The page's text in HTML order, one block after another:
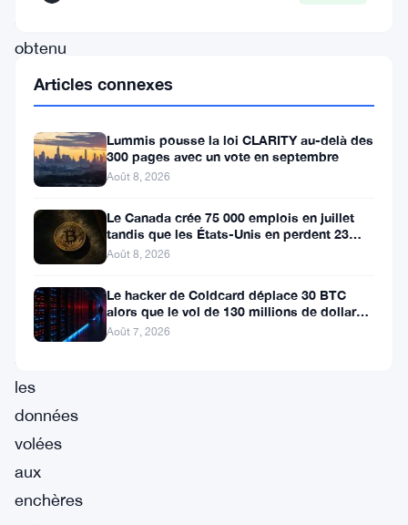
obtenu
accès
non
autorisé
ses
systèmes.
attaquants
proposent
les
données
volées
aux
enchères
Articles connexes
Lummis pousse la loi CLARITY au-delà des
300 pages avec un vote en septembre
Août 8, 2026
Le Canada crée 75 000 emplois en juillet
tandis que les États-Unis en perdent 23
000, Bitcoin reste à 65K
Août 8, 2026
Le hacker de Coldcard déplace 30 BTC
alors que le vol de 130 millions de dollars
entre dans une nouvelle phase
Août 7, 2026